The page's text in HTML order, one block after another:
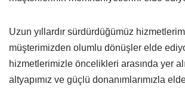
Uzun yıllardır sürdürdüğümüz
müşterimizden olumlu dönüşler elde
hizmetlerimizle öncelikleri arasında yer
altyapımız ve güçlü donanımlarımızla